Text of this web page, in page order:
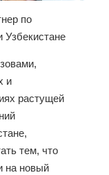
по
Узбекистане
и
растущей
тем, что
на новый